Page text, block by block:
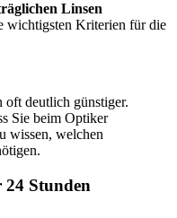
Linsen
wichtigsten Kriterien für die
deutlich günstiger.
Sie beim Optiker
wissen, welchen
Stunden